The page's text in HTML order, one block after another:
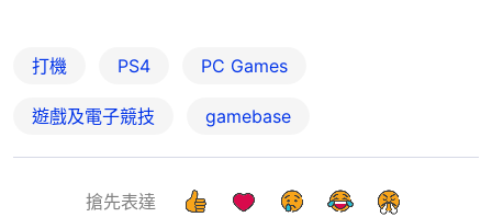
打機 PS4 PC Games
遊戲及電子競技 gamebase
搶先表達